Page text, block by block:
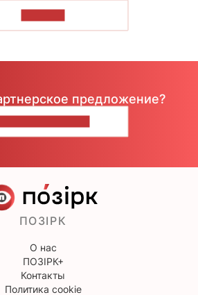
предложение?
ПОЗІРК
О нас
ПОЗІРК+
Контакты
Политика cookie